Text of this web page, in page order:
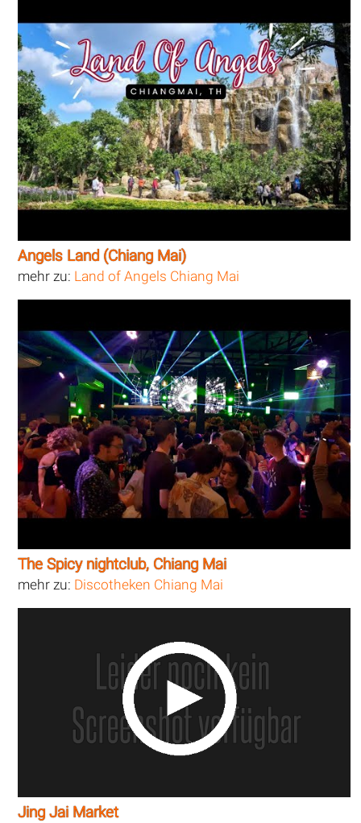
Angels Land (Chiang Mai)
mehr zu: Land of Angels Chiang Mai
The Spicy nightclub, Chiang Mai
mehr zu: Discotheken Chiang Mai
Jing Jai Market